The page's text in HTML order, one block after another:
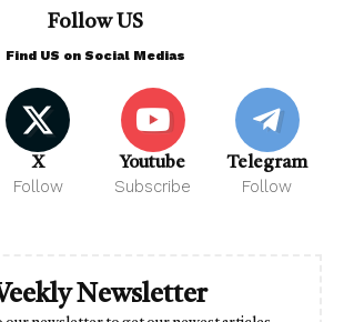
Follow US
Find US on Social Medias
X
Follow
Youtube
Subscribe
Telegram
Follow
Newsletter